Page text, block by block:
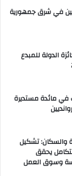
في شرق جمهورية
الدولة للمبدع
في مائدة مستديرة
والسكان: تشكيل
يحقق
وسوق العمل